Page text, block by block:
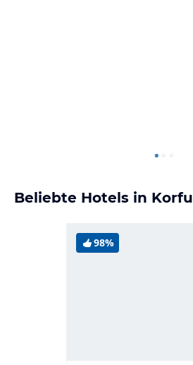
Beliebte Hotels in Korfu
98%